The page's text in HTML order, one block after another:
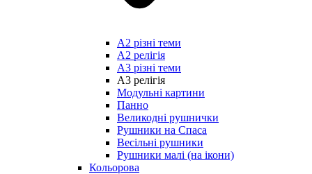
А2 різні теми
А2 релігія
А3 різні теми
А3 релігія
Модульні картини
Панно
Великодні рушнички
Рушники на Спаса
Весільні рушники
Рушники малі (на ікони)
Кольорова